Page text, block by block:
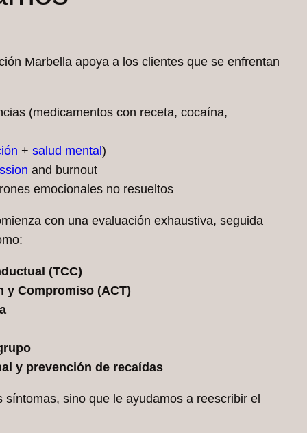
Marbella apoya a los clientes que se enfrentan
(medicamentos con receta, cocaína,
+ salud mental )
and burnout
emocionales no resueltos
con una evaluación exhaustiva, seguida
(TCC)
y Compromiso (ACT)
y prevención de recaídas
sino que le ayudamos a reescribir el